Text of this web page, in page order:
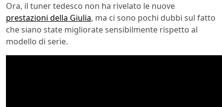
Ora, il tuner tedesco non ha rivelato le nuove
prestazioni della Giulia, ma ci sono pochi dubbi sul fatto
che siano state migliorate sensibilmente rispetto al
modello di serie.